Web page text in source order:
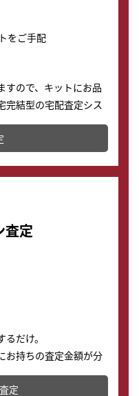
をご手配
すので、キットにお品
完結型の宅配査定シス
出すことが可能で
査定
だけ。
お持ちの査定金額が分
定